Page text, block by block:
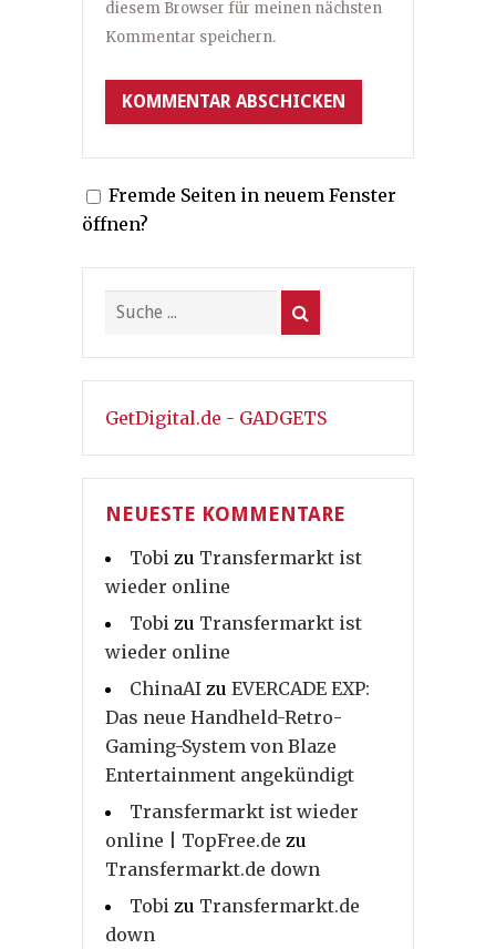
diesem Browser für meinen nächsten
Kommentar speichern.
Fremde Seiten in neuem Fenster
öffnen?
GetDigital.de - GADGETS
NEUESTE KOMMENTARE
Tobi zu Transfermarkt ist
wieder online
Tobi zu Transfermarkt ist
wieder online
ChinaAI zu EVERCADE EXP:
Das neue Handheld-Retro-
Gaming-System von Blaze
Entertainment angekündigt
Transfermarkt ist wieder
online | TopFree.de zu
Transfermarkt.de down
Tobi zu Transfermarkt.de
down